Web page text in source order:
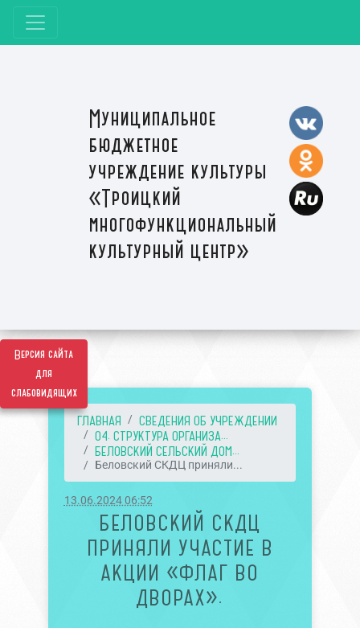
Версия сайта
для
слабовидящих
Муниципальное
бюджетное
учреждение культуры
«Троицкий
многофункциональный
культурный центр»
ГЛАВНАЯ
СВЕДЕНИЯ ОБ УЧРЕЖДЕНИИ
04. СТРУКТУРА ОРГАНИЗА...
БЕЛОВСКИЙ СЕЛЬСКИЙ ДОМ...
Беловский СКДЦ приняли...
13.06.2024 06:52
БЕЛОВСКИЙ СКДЦ
ПРИНЯЛИ УЧАСТИЕ В
АКЦИИ «ФЛАГ ВО
ДВОРАХ».